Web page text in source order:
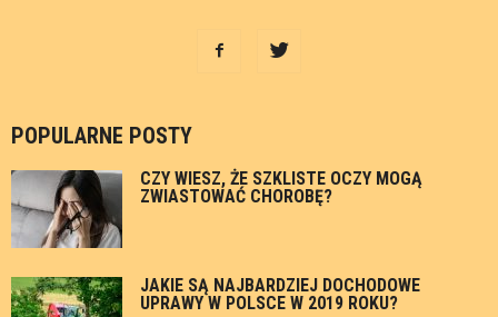
POPULARNE POSTY
CZY WIESZ, ŻE SZKLISTE OCZY MOGĄ
ZWIASTOWAĆ CHOROBĘ?
JAKIE SĄ NAJBARDZIEJ DOCHODOWE
UPRAWY W POLSCE W 2019 ROKU?